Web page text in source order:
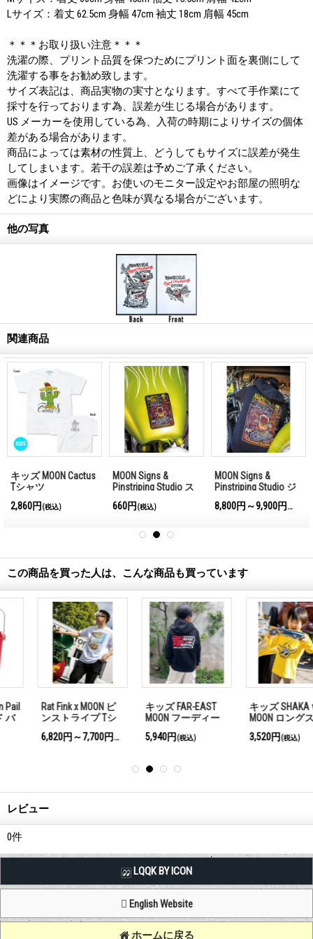
Lサイズ：着丈 62.5cm 身幅 47cm 袖丈 18cm 肩幅 45cm
＊＊＊お取り扱い注意＊＊＊
洗濯の際、プリント品質を保つためにプリント面を裏側にして
洗濯する事をお勧め致します。
サイズ表記は、商品実物の実寸となります。すべて手作業にて
採寸を行っております為、誤差が生じる場合があります。
US メーカーを使用している為、入荷の時期によりサイズの個体
差がある場合があります。
商品によっては素材の性質上、どうしてもサイズに誤差が発生
してしまいます。若干の誤差は予めご了承ください。
画像はイメージです。お使いのモニター設定やお部屋の照明な
どにより実際の商品と色味が異なる場合がございます。
他の写真
関連商品
キッズ MOON Cactus
Tシャツ
2,860円 (税込)
MOON Signs &
Pinstriping Studio ス
660円 (税込)
MOON Signs &
Pinstriping Studio ジ
8,800円～9,900円
(税込)
この商品を買った人は、こんな商品も買っています
Rat Fink x MOON ピ
ンストライプ Tシ
6,820円～7,700円
(税込)
キッズ FAR-EAST
MOON フーディー
5,940円(税込)
キッズ SHAKA with
MOON ロングスリ
3,520円(税込)
レビュー
0件
LQQK BY ICON
English Website
ホームに戻る